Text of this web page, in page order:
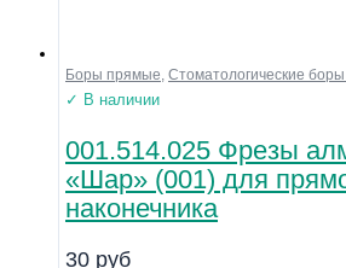
Боры прямые Стоматологические
✓ В наличии
001.514.025 Фрезы
«Шар» (001) для
наконечника
30 руб